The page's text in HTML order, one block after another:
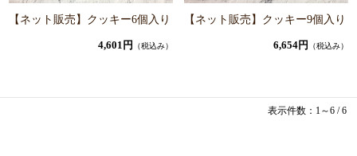
【ネット販売】クッキー6個入り
4,601円 （税込み）
【ネット販売】クッキー9個入り
6,654円 （税込み）
表示件数：1～6 / 6